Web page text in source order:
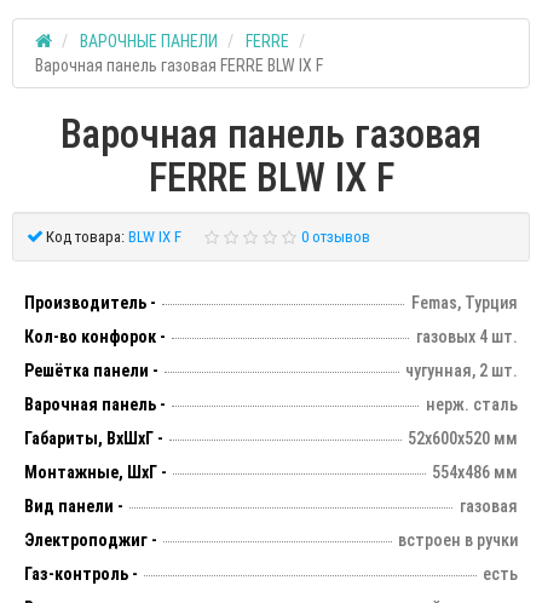
ВАРОЧНЫЕ ПАНЕЛИ
FERRE
Варочная панель газовая FERRE BLW IX F
Варочная панель газовая
FERRE BLW IX F
Код товара: BLW IX F 0 отзывов
Производитель -
Femas, Турция
Кол-во конфорок -
газовых 4 шт.
Решётка панели -
чугунная, 2 шт.
Варочная панель -
нерж. сталь
Габариты, ВхШхГ -
52х600х520 мм
Монтажные, ШхГ -
554х486 мм
Вид панели -
газовая
Электроподжиг -
встроен в ручки
Газ-контроль -
есть